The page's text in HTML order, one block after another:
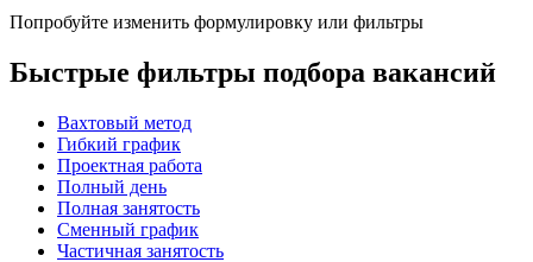
Попробуйте изменить формулировку или фильтры
Быстрые фильтры подбора вакансий
Вахтовый метод
Гибкий график
Проектная работа
Полный день
Полная занятость
Сменный график
Частичная занятость